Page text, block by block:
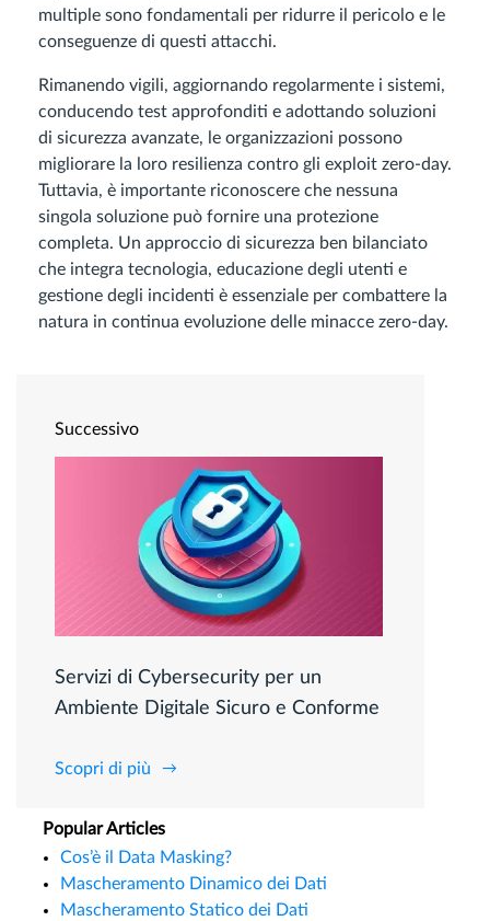
multiple sono fondamentali per ridurre il pericolo e le
conseguenze di questi attacchi.
Rimanendo vigili, aggiornando regolarmente i sistemi,
conducendo test approfonditi e adottando soluzioni
di sicurezza avanzate, le organizzazioni possono
migliorare la loro resilienza contro gli exploit zero-day.
Tuttavia, è importante riconoscere che nessuna
singola soluzione può fornire una protezione
completa. Un approccio di sicurezza ben bilanciato
che integra tecnologia, educazione degli utenti e
gestione degli incidenti è essenziale per combattere la
natura in continua evoluzione delle minacce zero-day.
Successivo
Servizi di Cybersecurity per un
Ambiente Digitale Sicuro e Conforme
Scopri di più
Popular Articles
Cos’è il Data Masking?
Mascheramento Dinamico dei Dati
Mascheramento Statico dei Dati